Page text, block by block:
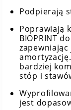
Podpierają
Poprawiają
BIOPRINT
bardziej
stóp i
jest